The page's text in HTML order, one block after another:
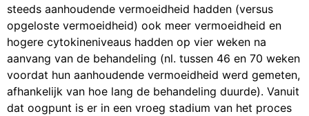
steeds aanhoudende vermoeidheid hadden (versus
opgeloste vermoeidheid) ook meer vermoeidheid en
hogere cytokineniveaus hadden op vier weken na
aanvang van de behandeling (nl. tussen 46 en 70 weken
voordat hun aanhoudende vermoeidheid werd gemeten,
afhankelijk van hoe lang de behandeling duurde). Vanuit
dat oogpunt is er in een vroeg stadium van het proces